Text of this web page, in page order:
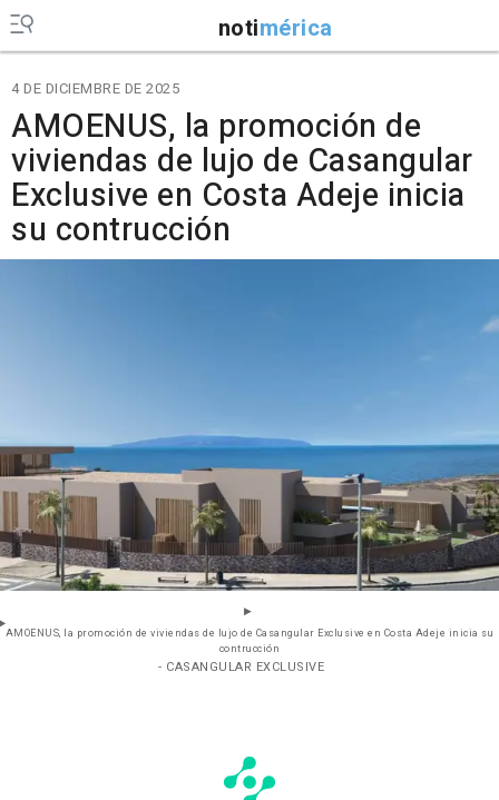
notimérica
4 DE DICIEMBRE DE 2025
AMOENUS, la promoción de
viviendas de lujo de Casangular
Exclusive en Costa Adeje inicia
su contrucción
AMOENUS, la promoción de viviendas de lujo de Casangular Exclusive en Costa Adeje inicia su
contrucción
- CASANGULAR EXCLUSIVE